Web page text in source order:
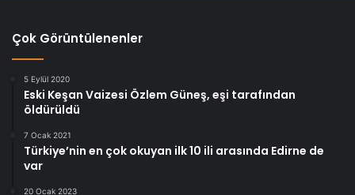
Çok Görüntülenenler
5 Eylül 2020
Eski Keşan Vaizesi Özlem Güneş, eşi tarafından
öldürüldü
7 Ocak 2021
Türkiye’nin en çok okuyan ilk 10 ili arasında Edirne de
var
20 Ocak 2023